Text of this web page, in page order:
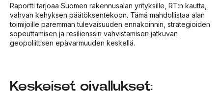
Raportti tarjoaa Suomen rakennusalan yrityksille, RT:n kautta,
vahvan kehyksen päätöksentekoon. Tämä mahdollistaa alan
toimijoille paremman tulevaisuuden ennakoinnin, strategioiden
sopeuttamisen ja resilienssin vahvistamisen jatkuvan
geopoliittisen epävarmuuden keskellä.
Keskeiset oivallukset: